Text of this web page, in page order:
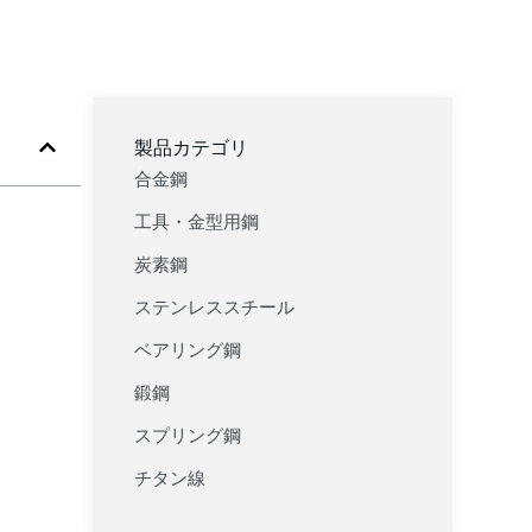
製品カテゴリ
合金鋼
工具・金型用鋼
炭素鋼
ステンレススチール
ベアリング鋼
鍛鋼
スプリング鋼
チタン線